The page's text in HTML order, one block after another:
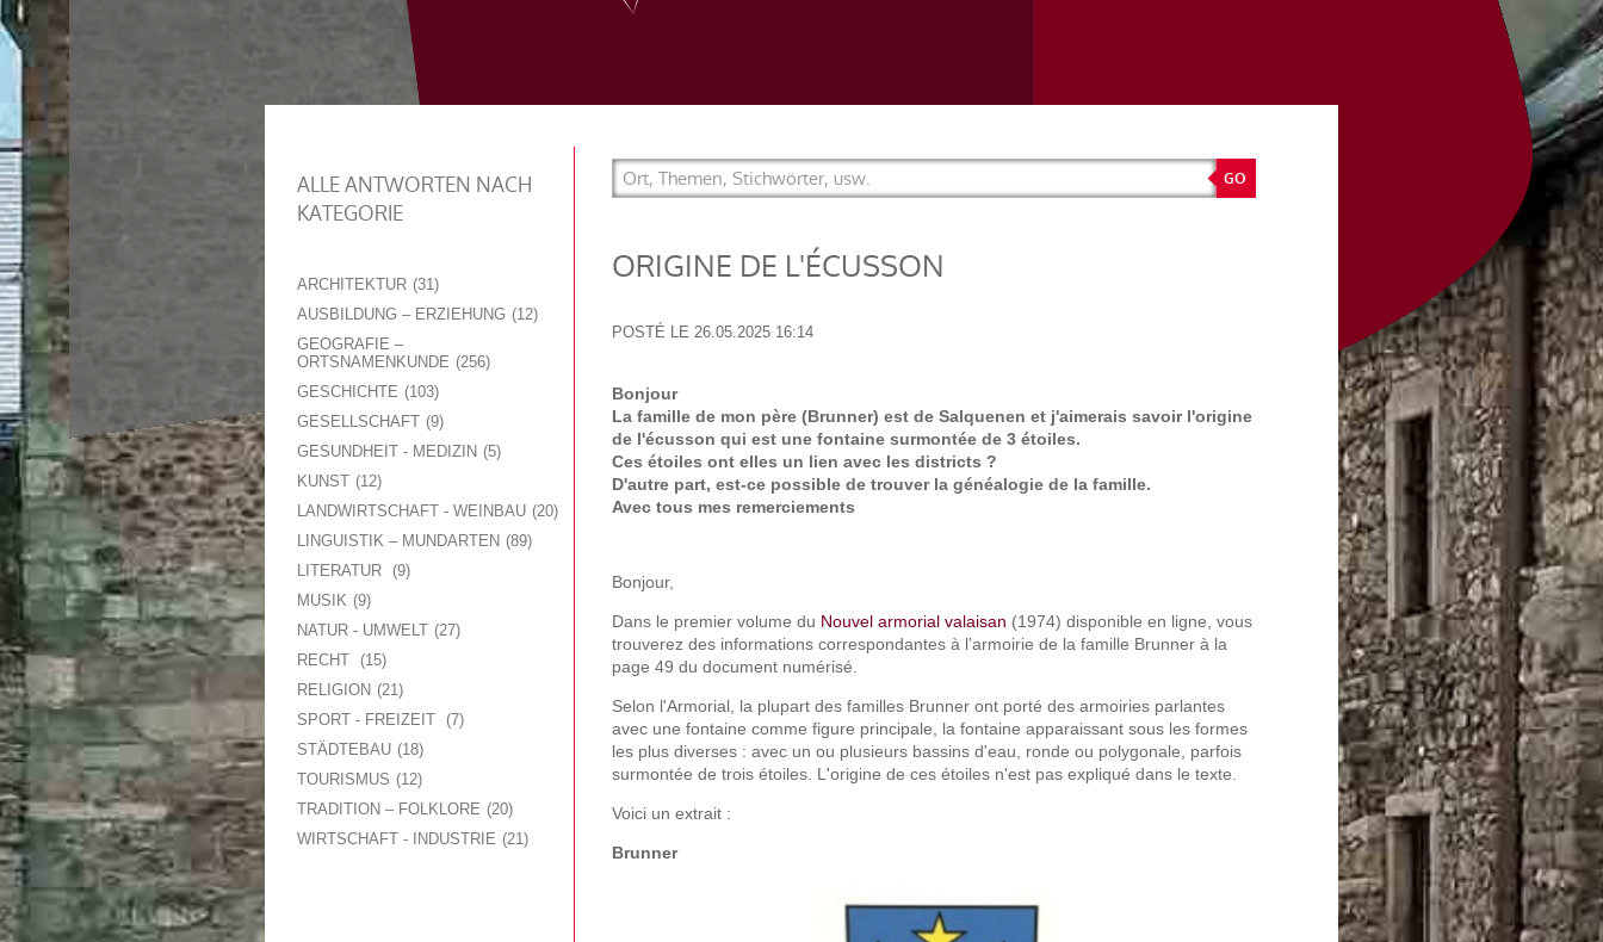
ALLE ANTWORTEN NACH
KATEGORIE
ARCHITEKTUR 31
AUSBILDUNG – ERZIEHUNG
12
GEOGRAFIE –
ORTSNAMENKUNDE
256
GESCHICHTE
103
GESELLSCHAFT 9
GESUNDHEIT - MEDIZIN
5
KUNST 12
LANDWIRTSCHAFT - WEINBAU 20
LINGUISTIK – MUNDARTEN
89
LITERATUR
9
MUSIK 9
NATUR - UMWELT 27
RECHT
15
RELIGION
21
SPORT - FREIZEIT
7
STÄDTEBAU 18
TOURISMUS
12
TRADITION – FOLKLORE
20
WIRTSCHAFT - INDUSTRIE
21
ORIGINE DE L'ÉCUSSON
POSTÉ LE 26.05.2025 16:14
Bonjour
La famille de mon père (Brunner) est de Salquenen et j'aimerais savoir l'origine
de l'écusson qui est une fontaine surmontée de 3 étoiles.
Ces étoiles ont elles un lien avec les districts ?
D'autre part, est-ce possible de trouver la généalogie de la famille.
Avec tous mes remerciements
Bonjour,
Dans le premier volume du Nouvel armorial valaisan (1974) disponible en ligne, vous
trouverez des informations correspondantes à l’armoirie de la famille Brunner à la
page 49 du document numérisé.
Selon l'Armorial, la plupart des familles Brunner ont porté des armoiries parlantes
avec une fontaine comme figure principale, la fontaine apparaissant sous les formes
les plus diverses : avec un ou plusieurs bassins d'eau, ronde ou polygonale, parfois
surmontée de trois étoiles. L'origine de ces étoiles n'est pas expliqué dans le texte.
Voici un extrait :
Brunner